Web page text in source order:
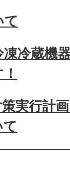
て
冷蔵機
実行計